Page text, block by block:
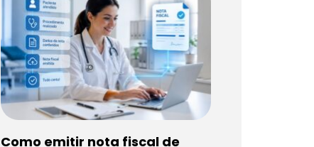
Como emitir nota fiscal de